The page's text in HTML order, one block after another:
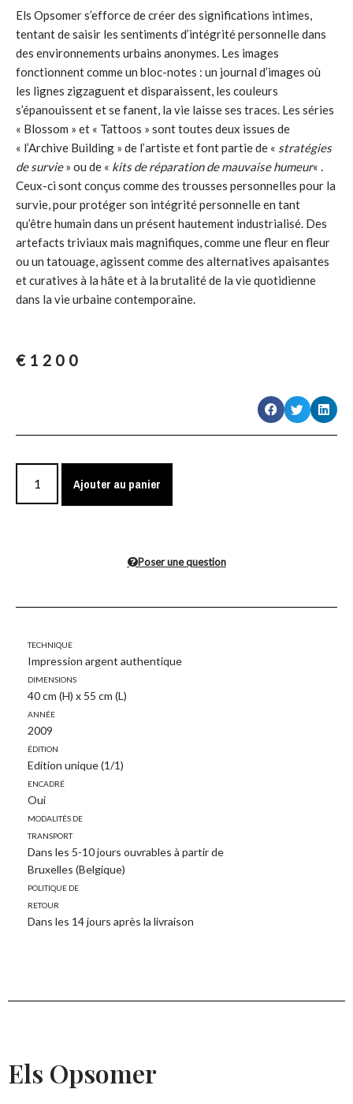
Els Opsomer s’efforce de créer des significations intimes,
tentant de saisir les sentiments d’intégrité personnelle dans
des environnements urbains anonymes. Les images
fonctionnent comme un bloc-notes : un journal d’images où
les lignes zigzaguent et disparaissent, les couleurs
s’épanouissent et se fanent, la vie laisse ses traces. Les séries
« Blossom » et « Tattoos » sont toutes deux issues de
« l’Archive Building » de l’artiste et font partie de « stratégies
de survie» ou de « kits de réparation de mauvaise humeur« .
Ceux-ci sont conçus comme des trousses personnelles pour la
survie, pour protéger son intégrité personnelle en tant
qu’être humain dans un présent hautement industrialisé. Des
artefacts triviaux mais magnifiques, comme une fleur en fleur
ou un tatouage, agissent comme des alternatives apaisantes
et curatives à la hâte et à la brutalité de la vie quotidienne
dans la vie urbaine contemporaine.
€ 1200
Ajouter au panier
Poser une question
Technique
Impression argent authentique
Dimensions
40 cm (H) x 55 cm (L)
Année
2009
Édition
Edition unique (1/1)
Encadré
Oui
Modalités de
transport
Dans les 5-10 jours ouvrables à partir de
Bruxelles (Belgique)
Politique de
retour
Dans les 14 jours après la livraison
Els Opsomer